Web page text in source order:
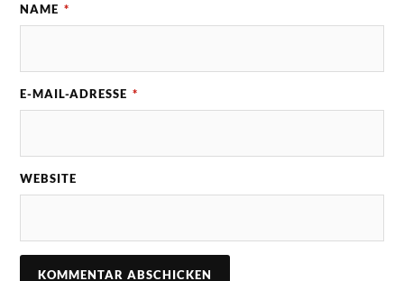
NAME *
E-MAIL-ADRESSE *
WEBSITE